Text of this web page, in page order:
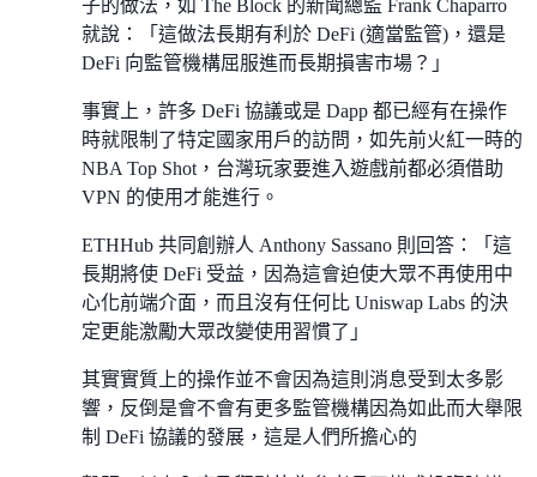
子的做法，如 The Block 的新聞總監 Frank Chaparro
就說：「這做法長期有利於 DeFi (適當監管)，還是
DeFi 向監管機構屈服進而長期損害市場？」
事實上，許多 DeFi 協議或是 Dapp 都已經有在操作
時就限制了特定國家用戶的訪問，如先前火紅一時的
NBA Top Shot，台灣玩家要進入遊戲前都必須借助
VPN 的使用才能進行。
ETHHub 共同創辦人 Anthony Sassano 則回答：「這
長期將使 DeFi 受益，因為這會迫使大眾不再使用中
心化前端介面，而且沒有任何比 Uniswap Labs 的決
定更能激勵大眾改變使用習慣了」
其實實質上的操作並不會因為這則消息受到太多影
響，反倒是會不會有更多監管機構因為如此而大舉限
制 DeFi 協議的發展，這是人們所擔心的